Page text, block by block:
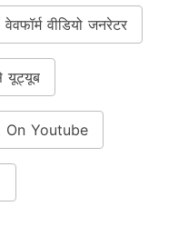
वीडियो जनरेटर
यूट्यूब
Youtube